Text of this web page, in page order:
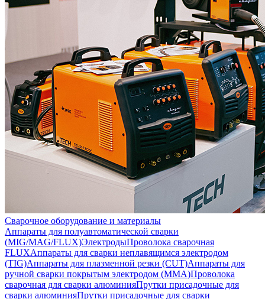
Сварочное оборудование и материалы
Аппараты для полуавтоматической сварки
(MIG/MAG/FLUX)ЭлектродыПроволока сварочная
FLUXАппараты для сварки неплавящимся электродом
(TIG)Аппараты для плазменной резки (CUT)Аппараты для
ручной сварки покрытым электродом (MMA)Проволока
сварочная для сварки алюминияПрутки присадочные для
сварки алюминияПрутки присадочные для сварки